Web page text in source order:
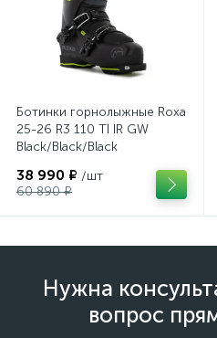
Ботинки горнолыжные Roxa
25-26 R3 110 TI IR GW
Black/Black/Black
38 990 ₽ /шт
60 890 ₽
Нужна
вопрос